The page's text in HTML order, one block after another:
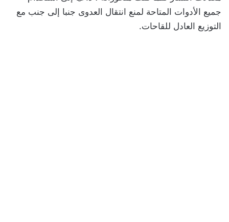
جميع الأدوات المتاحة لمنع انتقال العدوى جنبا إلى جنب مع
التوزيع العادل للقاحات.